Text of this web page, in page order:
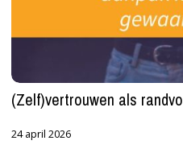
(Zelf)vertrouwen als
24 april 2026